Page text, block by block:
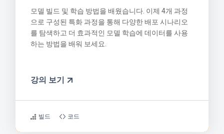
모델 빌드 및 학습 방법을 배웠습니다. 이제 4개 과정
으로 구성된 특화 과정을 통해 다양한 배포 시나리오
를 탐색하고 더 효과적인 모델 학습에 데이터를 사용
하는 방법을 배워 보세요.
강의 보기
빌드 코드